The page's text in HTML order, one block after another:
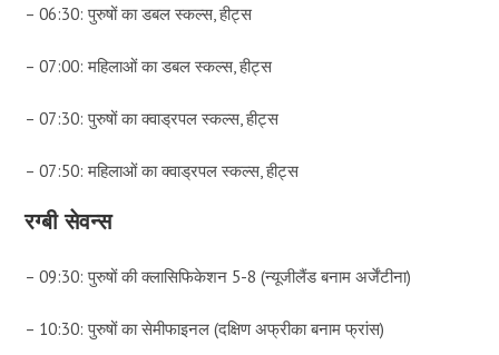
– 06:30: पुरुषों का डबल स्कल्स, हीट्स
– 07:00: महिलाओं का डबल स्कल्स, हीट्स
– 07:30: पुरुषों का क्वाड्रपल स्कल्स, हीट्स
– 07:50: महिलाओं का क्वाड्रपल स्कल्स, हीट्स
रग्बी सेवन्स
– 09:30: पुरुषों की क्लासिफिकेशन 5-8 (न्यूजीलैंड बनाम अर्जेंटीना)
– 10:30: पुरुषों का सेमीफाइनल (दक्षिण अफ्रीका बनाम फ्रांस)